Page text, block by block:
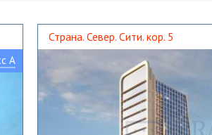
A
Страна. Север. Сити. кор. 5